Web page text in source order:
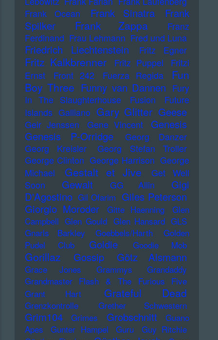
Frank Ocean
Frank Sinatra
Frank
Spilker
Frank Zappa
Franz
Ferdinand Frau Lehmann Fred und Luna
Friedrich Liechtenstein Fritz Egner
Fritz Kalkbrenner Fritz Puppel
Fritzi
Ernst
Front 242 Fuerza Regida
Fun
Boy Three Funny van Dannen Fury
In The Slaughterhouse
Fusion
Future
Islands Galliano Gary Glitter Geese
Geir Jenssen Gene Vincent
Genesis
Genesis P-Orridge
Georg Danzer
Georg Kreisler
Georg Stefan Troller
George Clinton George Harrison George
Michael
Gestalt et Jive
Get Well
Soon
Gewalt GG Allin
Gigi
D'Agostino Gil Ofarim Giles Peterson
Giorgio Moroder
Gitte Haenning
Glen
Campbell Glen Gould Glen Hansard GLS
Gnarls Barkley
Goebbels/Harth
Golden
Pudel Club
Goldie Goodie Mob
Gorillaz Gossip Götz Alsmann
Grace Jones Grammys
Grandaddy
Grandmaster Flash & The Furious Five
Grant Hart
Grateful Dead
Grenzkontrolle Grether Schwestern
Grim104 Grimes Grobschnitt
Guano
Apes
Gunter Hampel Guru
Guy Ritchie